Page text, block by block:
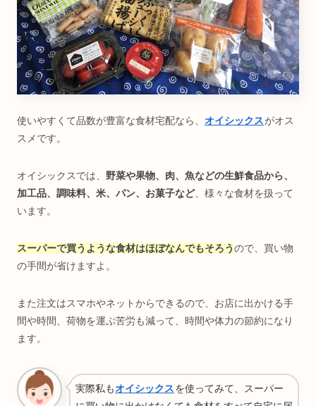
使いやすくて品数が豊富な食材宅配なら、 オイシックスがオス
スメです。
オイシックスでは、 野菜や果物、肉、魚などの生鮮食品から、
加工品、調味料、米、パン、お菓子など、様々な食材を扱って
います。
スーパーで買うような食材はほぼなんでもそろうので、買い物
の手間が省けますよ。
また注文はスマホやネットからできるので、お店に出かける手
間や時間、荷物を運ぶ苦労も減って、時間や体力の節約になり
ます。
実際私もオイシックスを使ってみて、スーパー